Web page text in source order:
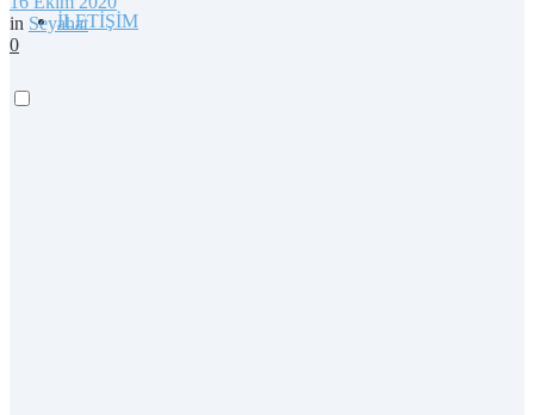
İLETİŞİM
in Seyahat
0